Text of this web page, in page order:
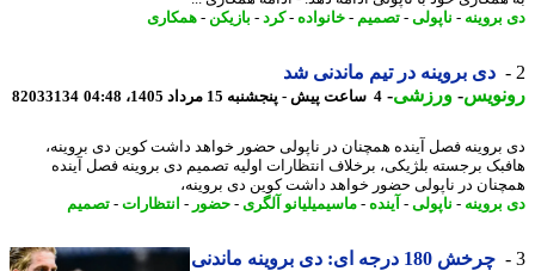
-ناپولی-تصمیم-خانواده- کرد-بازیکن -همکاری
دی بروینه در تیم ماندنی شد
-ورزشی-4 ساعت پیش - پنجشنبه 15 مرداد 1405، 04:48 82033134
فصل آینده همچنان در ناپولی حضور خواهد داشت کوین دی بروینه،
برجسته بلژیکی، برخلاف انتظارات اولیه تصمیم دی بروینه فصل آینده
در ناپولی حضور خواهد داشت کوین دی بروینه،
-ناپولی-آینده -ماسیمیلیانو آلگری- حضور-انتظارات- تصمیم
چرخش 180 درجه ای: دی بروینه ماندنی